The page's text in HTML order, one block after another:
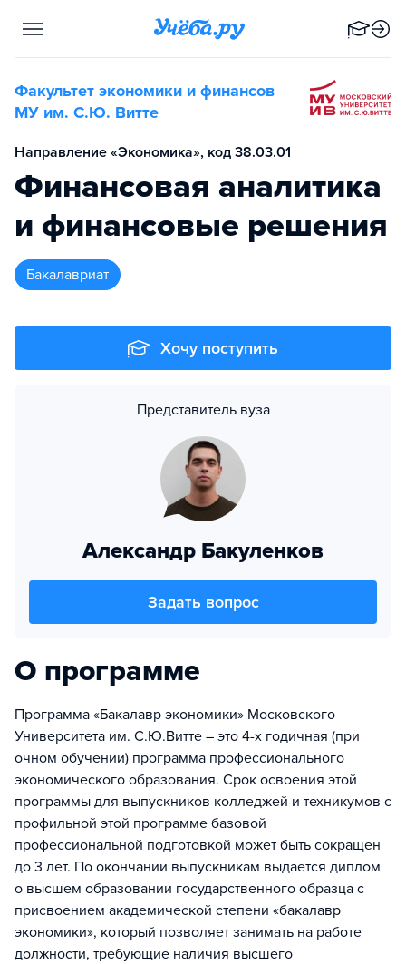
Факультет экономики и финансов
МУ им. С.Ю. Витте
Направление «Экономика», код 38.03.01
Финансовая аналитика
и финансовые решения
бакалавриат
Хочу поступить
Представитель вуза
Александр Бакуленков
Задать вопрос
О программе
Программа «Бакалавр экономики» Московского
Университета им. С.Ю.Витте – это 4-х годичная (при
очном обучении) программа профессионального
экономического образования. Срок освоения этой
программы для выпускников колледжей и техникумов с
профильной этой программе базовой
профессиональной подготовкой может быть сокращен
до 3 лет. По окончании выпускникам выдается диплом
о высшем образовании государственного образца с
присвоением академической степени «бакалавр
экономики», который позволяет занимать на работе
должности, требующие наличия высшего